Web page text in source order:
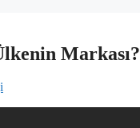
Markası?